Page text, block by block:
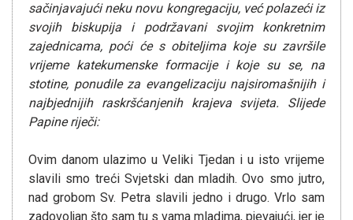
sačinjavajući neku novu kongregaciju, već polazeći iz
svojih biskupija i podržavani svojim konkretnim
zajednicama, poći će s obiteljima koje su završile
vrijeme katekumenske formacije i koje su se, na
stotine, ponudile za evangelizaciju najsiromašnijih i
najbjednijih raskršćanjenih krajeva svijeta. Slijede
Papine riječi:
Ovim danom ulazimo u Veliki Tjedan i u isto vrijeme
slavili smo treći Svjetski dan mladih. Ovo smo jutro,
nad grobom Sv. Petra slavili jedno i drugo. Vrlo sam
zadovoljan što sam tu s vama mladima, pjevajući, jer je